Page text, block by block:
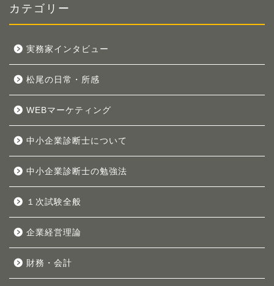
カテゴリー
実務家インタビュー
松尾の日常・所感
WEBマーケティング
中小企業診断士について
中小企業診断士の勉強法
１次試験全般
企業経営理論
財務・会計